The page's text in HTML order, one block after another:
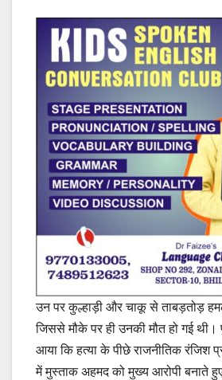
उन पर कुल्हाड़ी और चाकू से ताबड़तोड़
जिससे मौके पर ही उनकी मौत हो गई
आया कि हत्या के पीछे राजनीतिक रंजिश
में मुस्ताक अहमद को मुख्य आरोपी बनाते हुए